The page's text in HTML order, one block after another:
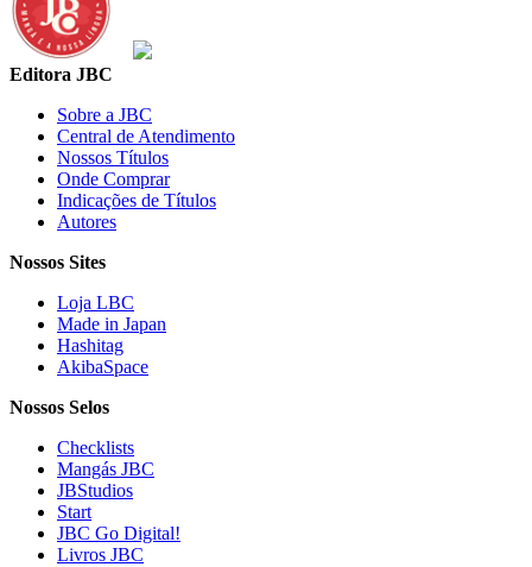
Editora JBC
Sobre a JBC
Central de Atendimento
Nossos Títulos
Onde Comprar
Indicações de Títulos
Autores
Nossos Sites
Loja LBC
Made in Japan
Hashitag
AkibaSpace
Nossos Selos
Checklists
Mangás JBC
JBStudios
Start
JBC Go Digital!
Livros JBC